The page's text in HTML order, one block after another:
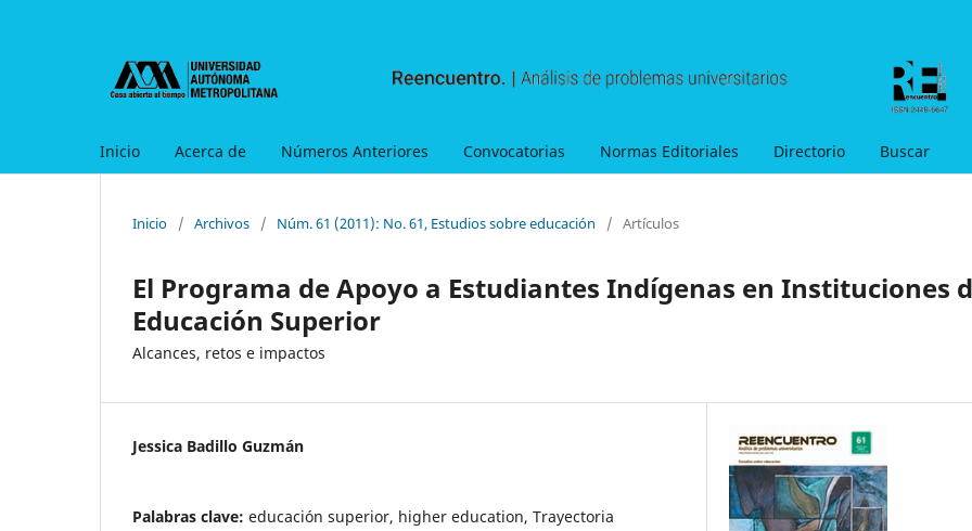
Inicio Acerca de Números Anteriores Convocatorias Normas Editoriales Directorio Buscar
Inicio / Archivos / Núm. 61 (2011): No. 61, Estudios sobre educación / Artículos
El Programa de Apoyo a Estudiantes Indígenas en Instituciones
Educación Superior
Alcances, retos e impactos
Jessica Badillo Guzmán
Palabras clave: educación superior, higher education, Trayectoria